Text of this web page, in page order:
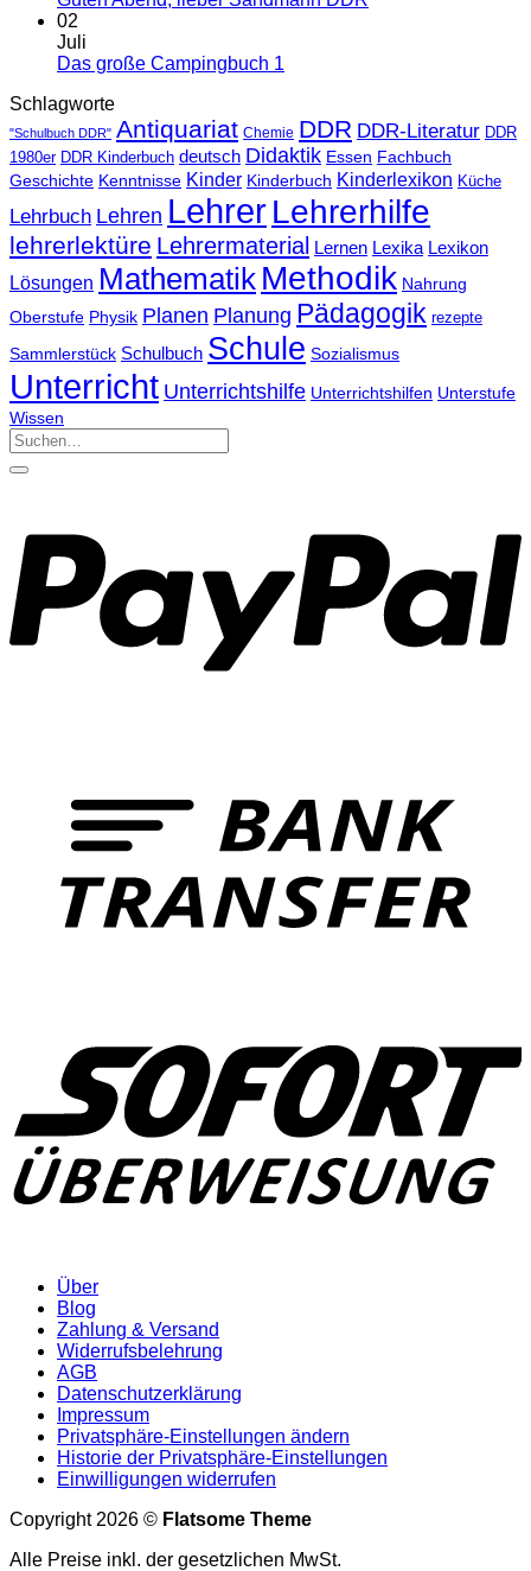
02
Juli
Das große Campingbuch 1
Schlagworte
"Schulbuch DDR" Antiquariat Chemie DDR DDR-Literatur DDR
1980er DDR Kinderbuch deutsch Didaktik Essen Fachbuch
Geschichte Kenntnisse Kinder Kinderbuch Kinderlexikon Küche
Lehrbuch Lehren LehrerLehrerhilfe
lehrerlektüre Lehrermaterial Lernen Lexika Lexikon
Lösungen Mathematik Methodik Nahrung
Oberstufe Physik Planen Planung Pädagogik rezepte
Sammlerstück Schulbuch Schule Sozialismus
Unterricht Unterrichtshilfe Unterrichtshilfen Unterstufe
Wissen
Suchen
nach:
Über
Blog
Zahlung & Versand
Widerrufsbelehrung
AGB
Datenschutzerklärung
Impressum
Privatsphäre-Einstellungen ändern
Historie der Privatsphäre-Einstellungen
Einwilligungen widerrufen
Copyright 2026 © Flatsome Theme
Alle Preise inkl. der gesetzlichen MwSt.